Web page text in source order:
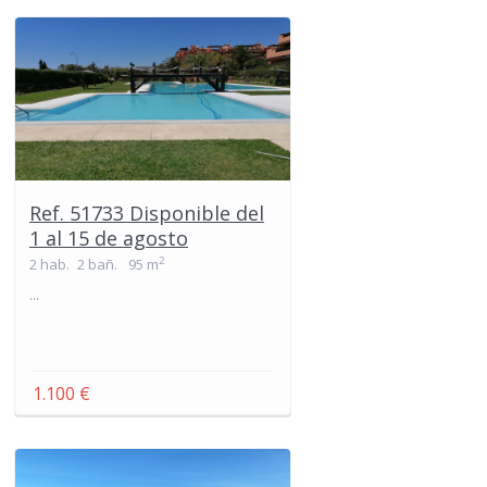
Ref. 51733 Disponible del
1 al 15 de agosto
2 hab. 2 bañ. 95 m2
...
1.100 €